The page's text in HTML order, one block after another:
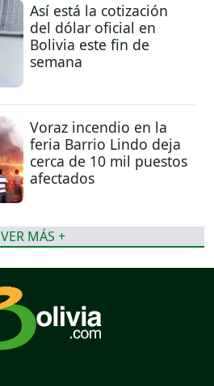
Así está la cotización
del dólar oficial en
Bolivia este fin de
semana
Voraz incendio en la
feria Barrio Lindo deja
cerca de 10 mil puestos
afectados
VER MÁS +